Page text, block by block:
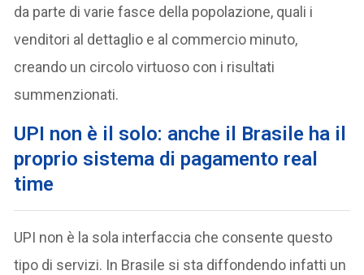
da parte di varie fasce della popolazione, quali i
venditori al dettaglio e al commercio minuto,
creando un circolo virtuoso con i risultati
summenzionati.
UPI non è il solo: anche il Brasile ha il
proprio sistema di pagamento real
time
UPI non è la sola interfaccia che consente questo
tipo di servizi. In Brasile si sta diffondendo infatti un